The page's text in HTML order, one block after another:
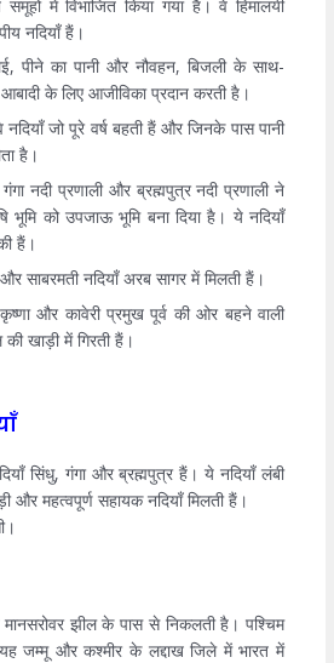
में विभाजित किया गया है। वे हिमालयी
नदियाँ हैं।
पीने का पानी और नौवहन, बिजली के साथ-
के लिए आजीविका प्रदान करती है।
नदियाँ जो पूरे वर्ष बहती हैं और जिनके पास पानी
है।
नदी प्रणाली और ब्रह्मपुत्र नदी प्रणाली ने
भूमि को उपजाऊ भूमि बना दिया है। ये नदियाँ
हैं।
और साबरमती नदियाँ अरब सागर में मिलती हैं।
कृष्णा और कावेरी प्रमुख पूर्व की ओर बहने वाली
खाड़ी में गिरती हैं।
सिंधु, गंगा और ब्रह्मपुत्र हैं। ये नदियाँ लंबी
महत्वपूर्ण सहायक नदियाँ मिलती हैं।
मानसरोवर झील के पास से निकलती है। पश्चिम
जम्मू और कश्मीर के लद्दाख जिले में भारत में